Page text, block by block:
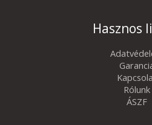
Hasznos
Rólunk
ÁSZF